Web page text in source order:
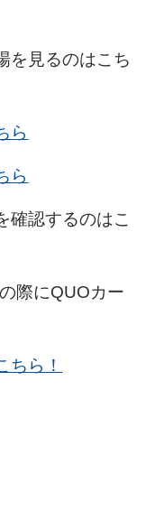
を見るのはこち
ら
ら
確認するのはこ
際にQUOカー
ちら！